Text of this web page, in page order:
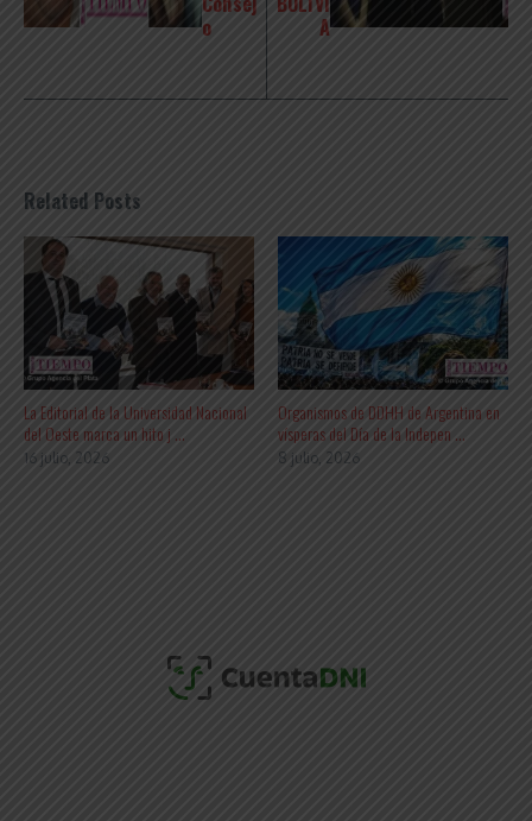
o
A
Related Posts
La Editorial de la Universidad Nacional
del Oeste marca un hito j ...
16 julio, 2026
Organismos de DDHH de Argentina en
vísperas del Día de la Indepen ...
8 julio, 2026